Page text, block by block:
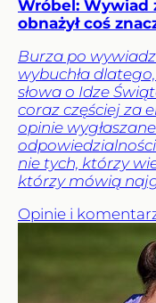
Wróbel: Wywiad
obnażył coś
Burza po
wybuchła
słowa o Idze
coraz częściej za
opinie
nie tych, którzy
którzy mówią
Opinie i